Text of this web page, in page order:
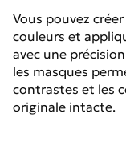
Vous pouvez
couleurs et
avec une
les masques
contrastes et les
originale intacte.